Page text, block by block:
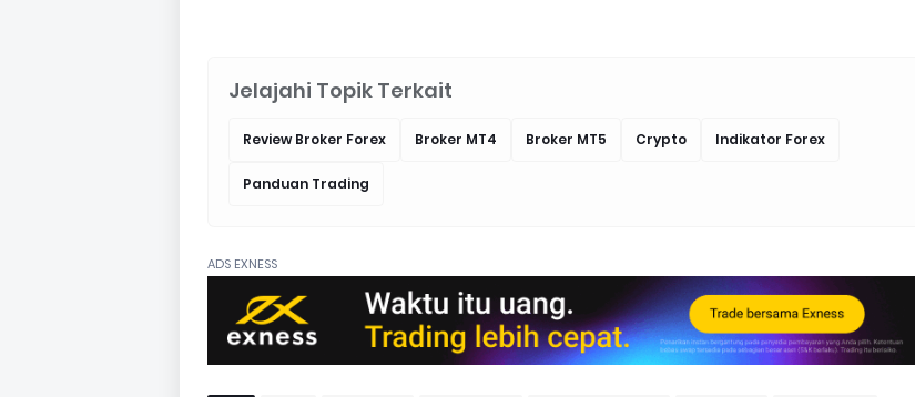
Jelajahi Topik Terkait
Review Broker Forex Broker MT4 Broker MT5 Crypto Indikator Forex
Panduan Trading
ADS EXNESS